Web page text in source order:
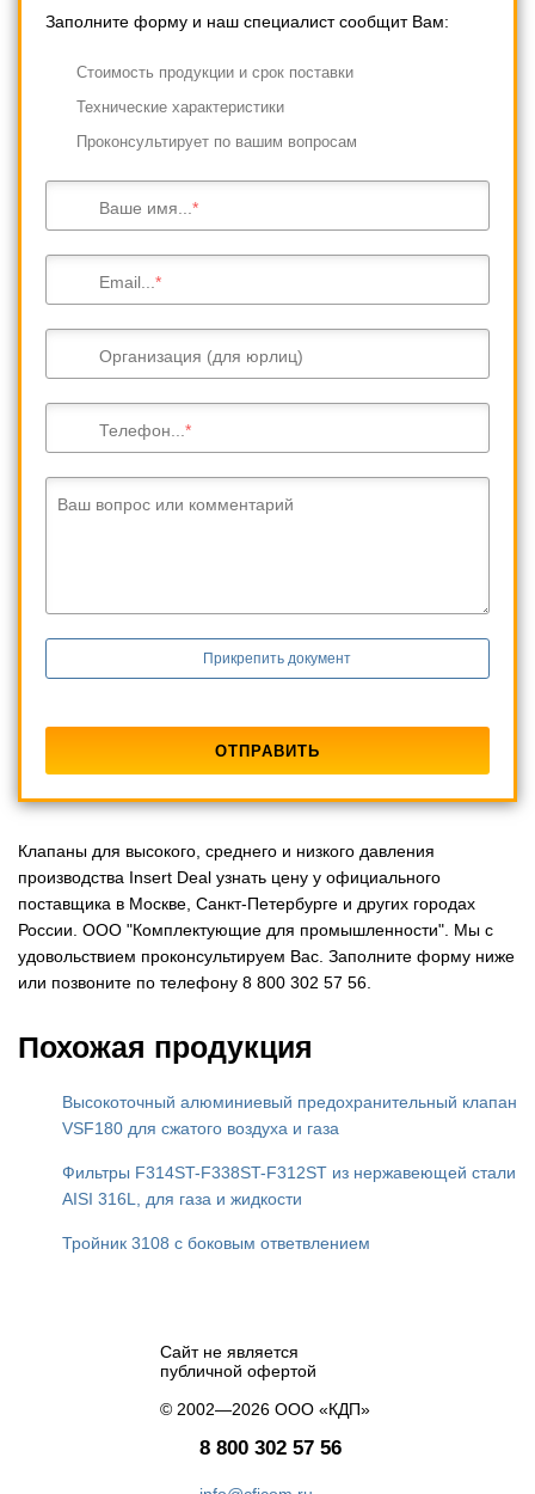
Заполните форму и наш специалист сообщит Вам:
Cтоимость продукции и срок поставки
Технические характеристики
Проконсультирует по вашим вопросам
Ваше имя...
Email...
Организация (для юрлиц)
Телефон...
Ваш вопрос или комментарий
Прикрепить документ
Клапаны для высокого, среднего и низкого давления
производства Insert Deal узнать цену у официального
поставщика в Москве, Санкт-Петербурге и других городах
России. ООО "Комплектующие для промышленности". Мы с
удовольствием проконсультируем Вас. Заполните форму ниже
или позвоните по телефону 8 800 302 57 56.
Похожая продукция
Высокоточный алюминиевый предохранительный клапан
VSF180 для сжатого воздуха и газа
Фильтры F314ST-F338ST-F312ST из нержавеющей стали
AISI 316L, для газа и жидкости
Тройник 3108 с боковым ответвлением
Сайт не является
публичной офертой
© 2002—2026 ООО «КДП»
8 800 302 57 56